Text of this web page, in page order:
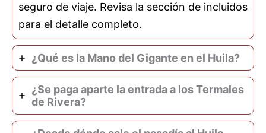
seguro de viaje. Revisa la sección de incluidos
para el detalle completo.
¿Qué es la Mano del Gigante en el Huila?
¿Se paga aparte la entrada a los Termales
de Rivera?